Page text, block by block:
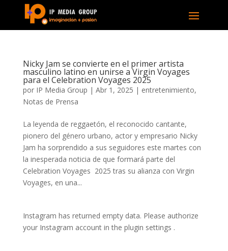
Nicky Jam se convierte en el primer artista
masculino latino en unirse a Virgin Voyages
para el Celebration Voyages 2025
por IP Media Group | Abr 1, 2025 | entretenimiento,
Notas de Prensa
La leyenda de reggaetón, el reconocido cantante,
pionero del género urbano, actor y empresario Nicky
Jam ha sorprendido a sus seguidores este martes con
la inesperada noticia de que formará parte del
Celebration Voyages 2025 tras su alianza con Virgin
Voyages, en una...
Instagram has returned empty data. Please authorize
your Instagram account in the plugin settings .